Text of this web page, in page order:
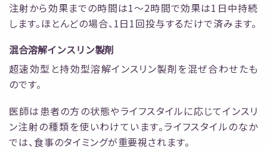
注射から効果までの時間は1～2時間で効果は1日中持続
します。ほとんどの場合、1日1回投与するだけで済みます。
混合溶解インスリン製剤
超速効型と持効型溶解インスリン製剤を混ぜ合わせたも
のです。
医師は患者の方の状態やライフスタイルに応じてインスリ
ン注射の種類を使いわけています。ライフスタイルのなか
では、食事のタイミングが重要視されます。